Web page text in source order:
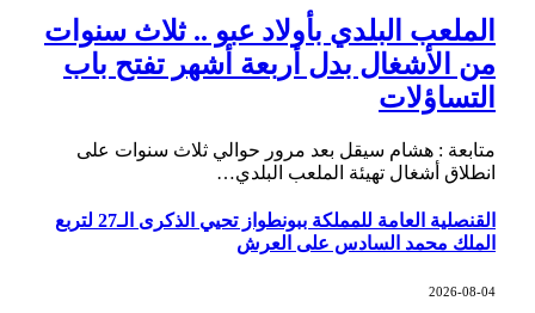
الملعب البلدي بأولاد عبو .. ثلاث سنوات
من الأشغال بدل أربعة أشهر تفتح باب
التساؤلات
متابعة : هشام سيقل بعد مرور حوالي ثلاث سنوات على
انطلاق أشغال تهيئة الملعب البلدي…
القنصلية العامة للمملكة ببونطواز تحيي الذكرى الـ27 لتربع
الملك محمد السادس على العرش
2026-08-04